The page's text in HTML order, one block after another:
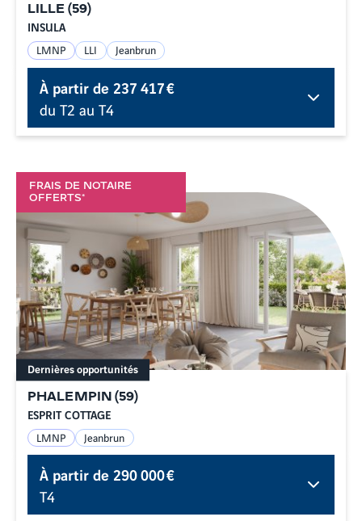
LILLE (59)
INSULA
LMNP LLI Jeanbrun
À partir de237 417 €
du T2 au T4
FRAIS DE NOTAIRE
OFFERTS*
PHALEMPIN (59)
ESPRIT COTTAGE
Dernières opportunités
LMNP Jeanbrun
À partir de290 000 €
T4